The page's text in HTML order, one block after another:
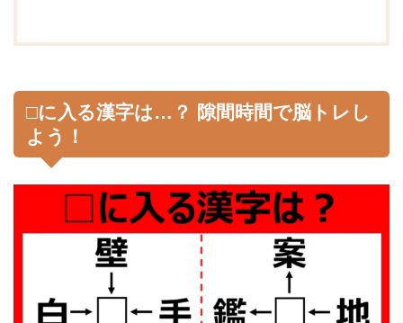
□に入る漢字は…？ 隙間時間で脳トレし
よう！